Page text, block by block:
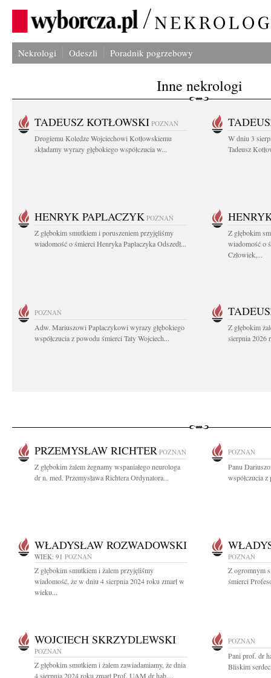
Nekrologi Odeszli Poradnik pogrzebowy
Inne nekrologi
TADEUSZ KOTŁOWSKI POZNAŃ
Drogiemu Koledze Wojciechowi Kotłowskiemu
składamy wyrazy głębokiego współczucia w...
W dniu 3
Tadeusz
HENRYK PAPLACZYK POZNAŃ
Z głębokim smutkiem i poruszeniem przyjęliśmy
wiadomość o śmierci Henryka Paplaczyka Odszedł...
Z głębokim
wiadomość o
Człowiek,...
POZNAŃ
Adw. Mariuszowi Paplaczykowi wyrazy głębokiego
współczucia z powodu śmierci Taty Wojciech...
Z głębokim
sierpnia 2026
PRZEMYSŁAW RICHTER POZNAŃ
Z głębokim żalem żegnamy wspaniałego neurologa
dr n. med. Przemysława Richtera Ordynatora...
POZNAŃ
Panu
współczucia
WŁADYSŁAW ROZWADOWSKI
WIEK: 91 POZNAŃ
Z głębokim smutkiem i żalem przyjęliśmy
wiadomość, że w dniu 4 sierpnia 2024 roku zmarł w
wieku...
POZNAŃ
Z ogromnym
śmierci
WOJCIECH SKRZYDLEWSKI
POZNAŃ
Z głębokim smutkiem i żalem zawiadamiamy, że dnia
4 sierpnia 2024 roku zmarł Prof. UAM dr hab....
POZNAŃ
Pani prof. dr
Bliskim